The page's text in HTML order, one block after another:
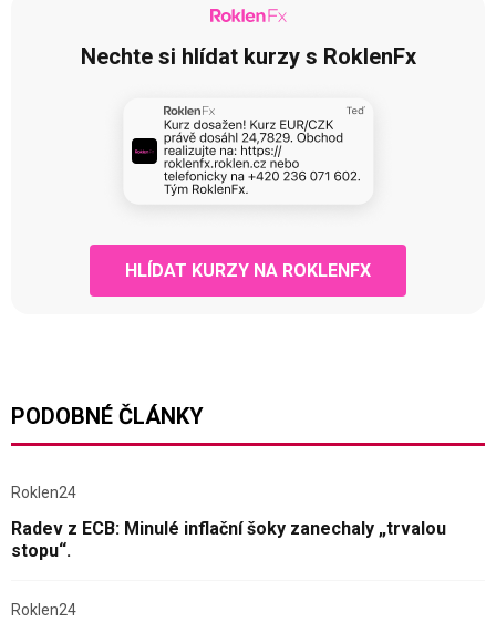
Nechte si hlídat kurzy s RoklenFx
HLÍDAT KURZY NA ROKLENFX
PODOBNÉ ČLÁNKY
Roklen24
Radev z ECB: Minulé inflační šoky zanechaly „trvalou
stopu“.
Roklen24